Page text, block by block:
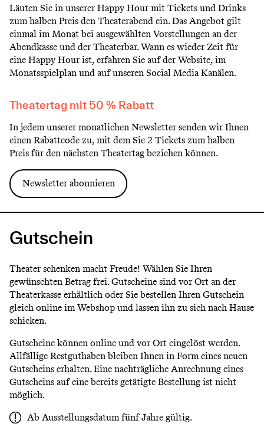
Läuten Sie in unserer Happy Hour mit Tickets und Drinks
zum halben Preis den Theaterabend ein. Das Angebot gilt
einmal im Monat bei ausgewählten Vorstellungen an der
Abendkasse und der Theaterbar. Wann es wieder Zeit für
eine Happy Hour ist, erfahren Sie auf der Website, im
Monatsspielplan und auf unseren Social Media Kanälen.
Theatertag mit 50 % Rabatt
In jedem unserer monatlichen Newsletter senden wir Ihnen
einen Rabattcode zu, mit dem Sie 2 Tickets zum halben
Preis für den nächsten Theatertag beziehen können.
Newsletter abonnieren
Gutschein
Theater schenken macht Freude! Wählen Sie Ihren
gewünschten Betrag frei. Gutscheine sind vor Ort an der
Theaterkasse erhältlich oder Sie bestellen Ihren Gutschein
gleich online im Webshop und lassen ihn zu sich nach Hause
schicken.
Gutscheine können online und vor Ort eingelöst werden.
Allfällige Restguthaben bleiben Ihnen in Form eines neuen
Gutscheins erhalten. Eine nachträgliche Anrechnung eines
Gutscheins auf eine bereits getätigte Bestellung ist nicht
möglich.
Ab Ausstellungsdatum fünf Jahre gültig.